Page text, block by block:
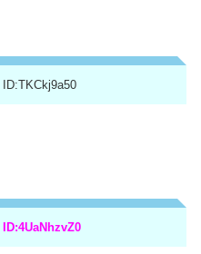
ID:TKCkj9a50
ID:4UaNhzvZ0